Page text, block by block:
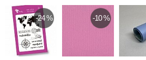
-24 % -10 %